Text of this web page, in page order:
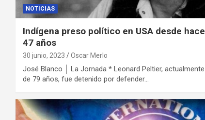
NOTICIAS
Indígena preso político en USA desde hace
47 años
30 junio, 2023 Oscar Merlo
José Blanco │ La Jornada * Leonard Peltier, actualmente
de 79 años, fue detenido por defender…